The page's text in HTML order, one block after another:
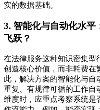
实的数据基础。
3. 智能化与自动化水平
飞跃？
在法律服务这种知识密集型
创造核心价值，而非耗费在
此，解决方案的智能化与自
重复、有规律可循的工作自
维度时，应重点考察系统是